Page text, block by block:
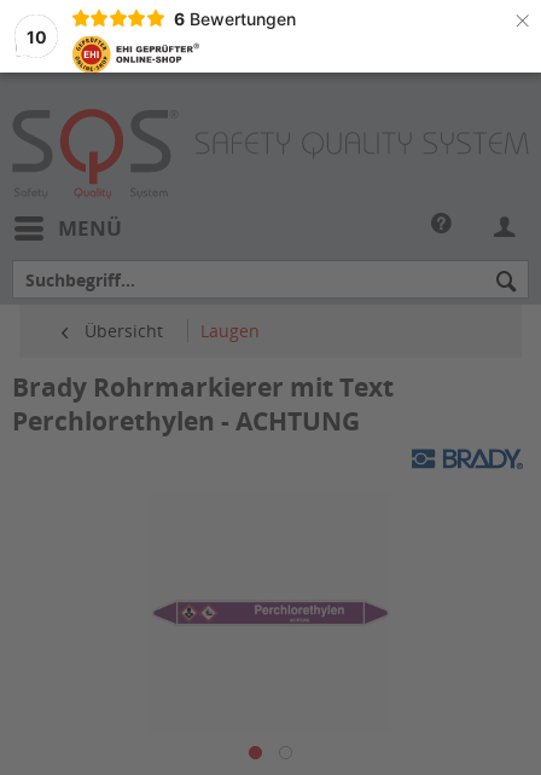
10
6 Bewertungen ×
MENÜ
Übersicht Laugen
Brady Rohrmarkierer mit Text
Perchlorethylen - ACHTUNG